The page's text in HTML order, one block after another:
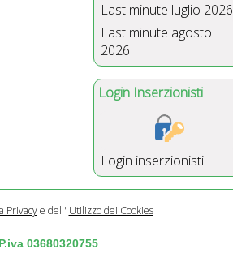
Last minute luglio 2026
Last minute agosto
2026
Login Inserzionisti
Login inserzionisti
Privacye dell' Utilizzo dei Cookies
03680320755